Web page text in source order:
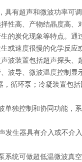
有超声和微波功率可
性高、产物结晶度高、
的炭化现象等特点。
或速度很慢的化学反
波装置包括超声探头
波导、微波温度控制
循环泵；冷凝装置包
独控制和协同功能，
生器具有介入或不介
统可做超低温微波真